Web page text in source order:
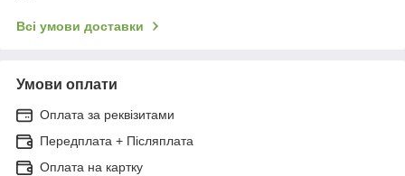
Всі умови доставки
Умови оплати
Оплата за реквізитами
Передплата + Післяплата
Оплата на картку